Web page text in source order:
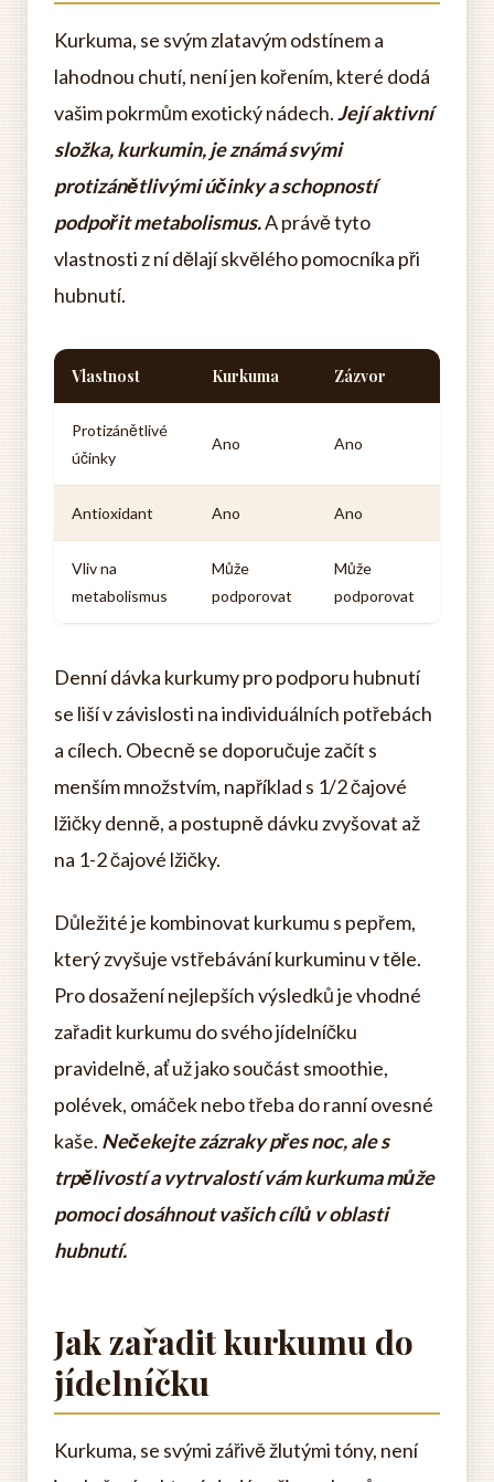
Kurkuma, se svým zlatavým odstínem a
lahodnou chutí, není jen kořením, které dodá
vašim pokrmům exotický nádech.Její aktivní
složka, kurkumin, je známá svými
protizánětlivými účinky a schopností
podpořit metabolismus.A právě tyto
vlastnosti z ní dělají skvělého pomocníka při
hubnutí.
Vlastnost Kurkuma Zázvor
Protizánětlivé
účinky
Ano Ano
Antioxidant Ano Ano
Vliv na
metabolismus
Může
podporovat
Může
podporovat
Denní dávka kurkumy pro podporu hubnutí
se liší v závislosti na individuálních potřebách
a cílech. Obecně se doporučuje začít s
menším množstvím, například s 1/2 čajové
lžičky denně, a postupně dávku zvyšovat až
na 1-2 čajové lžičky.
Důležité je kombinovat kurkumu s pepřem,
který zvyšuje vstřebávání kurkuminu v těle.
Pro dosažení nejlepších výsledků je vhodné
zařadit kurkumu do svého jídelníčku
pravidelně, ať už jako součást smoothie,
polévek, omáček nebo třeba do ranní ovesné
kaše. Nečekejte zázraky přes noc, ale s
trpělivostí a vytrvalostí vám kurkuma může
pomoci dosáhnout vašich cílů v oblasti
hubnutí.
Jak zařadit kurkumu do
jídelníčku
Kurkuma, se svými zářivě žlutými tóny, není